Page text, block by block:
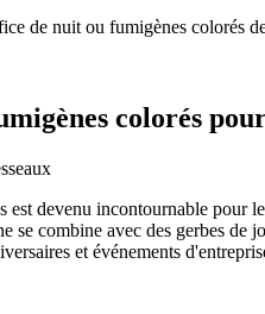
de nuit ou fumigènes colorés
colorés
devenu incontournable pour
combine avec des gerbes
et événements